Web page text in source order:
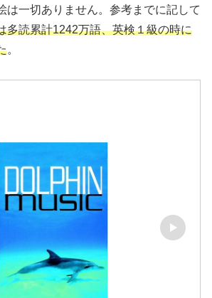
は一切ありません。参考までに記して
多読累計1242万語、英検１級の時に
。